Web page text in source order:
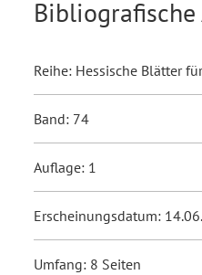
Bibliografische
Reihe: Hessische Blätter
Band: 74
Auflage: 1
Erscheinungsdatum:
Umfang: 8 Seiten